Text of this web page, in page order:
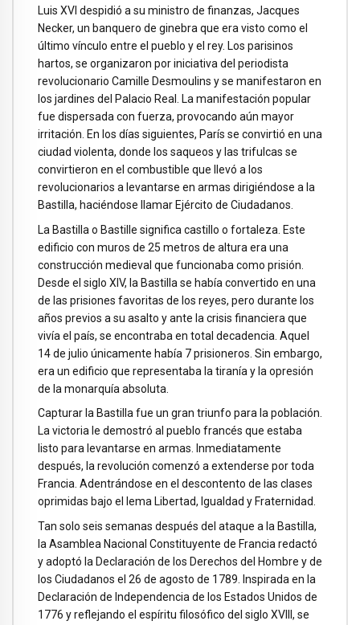
Luis XVI despidió a su ministro de finanzas, Jacques
Necker, un banquero de ginebra que era visto como el
último vínculo entre el pueblo y el rey. Los parisinos
hartos, se organizaron por iniciativa del periodista
revolucionario Camille Desmoulins y se manifestaron en
los jardines del Palacio Real. La manifestación popular
fue dispersada con fuerza, provocando aún mayor
irritación. En los días siguientes, París se convirtió en una
ciudad violenta, donde los saqueos y las trifulcas se
convirtieron en el combustible que llevó a los
revolucionarios a levantarse en armas dirigiéndose a la
Bastilla, haciéndose llamar Ejército de Ciudadanos.
La Bastilla o Bastille significa castillo o fortaleza. Este
edificio con muros de 25 metros de altura era una
construcción medieval que funcionaba como prisión.
Desde el siglo XIV, la Bastilla se había convertido en una
de las prisiones favoritas de los reyes, pero durante los
años previos a su asalto y ante la crisis financiera que
vivía el país, se encontraba en total decadencia. Aquel
14 de julio únicamente había 7 prisioneros. Sin embargo,
era un edificio que representaba la tiranía y la opresión
de la monarquía absoluta.
Capturar la Bastilla fue un gran triunfo para la población.
La victoria le demostró al pueblo francés que estaba
listo para levantarse en armas. Inmediatamente
después, la revolución comenzó a extenderse por toda
Francia. Adentrándose en el descontento de las clases
oprimidas bajo el lema Libertad, Igualdad y Fraternidad.
Tan solo seis semanas después del ataque a la Bastilla,
la Asamblea Nacional Constituyente de Francia redactó
y adoptó la Declaración de los Derechos del Hombre y de
los Ciudadanos el 26 de agosto de 1789. Inspirada en la
Declaración de Independencia de los Estados Unidos de
1776 y reflejando el espíritu filosófico del siglo XVIII, se